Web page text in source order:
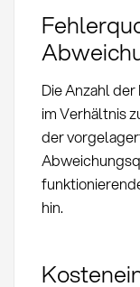
Die Anzahl
im Verhältnis
der
hin.